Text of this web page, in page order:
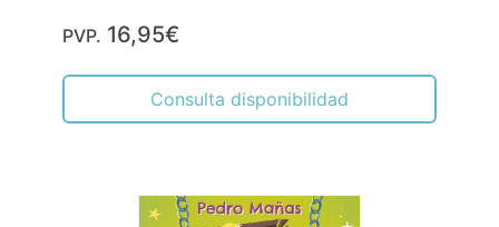
PVP. 16,95€
Consulta disponibilidad